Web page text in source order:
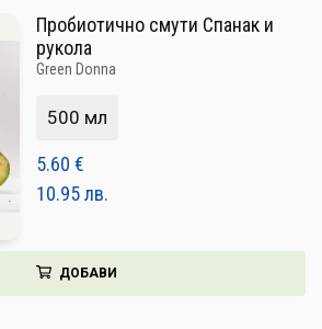
Пробиотично смути Спанак и
рукола
Green Donna
500 мл
5.60 €
10.95 лв.
ДОБАВИ